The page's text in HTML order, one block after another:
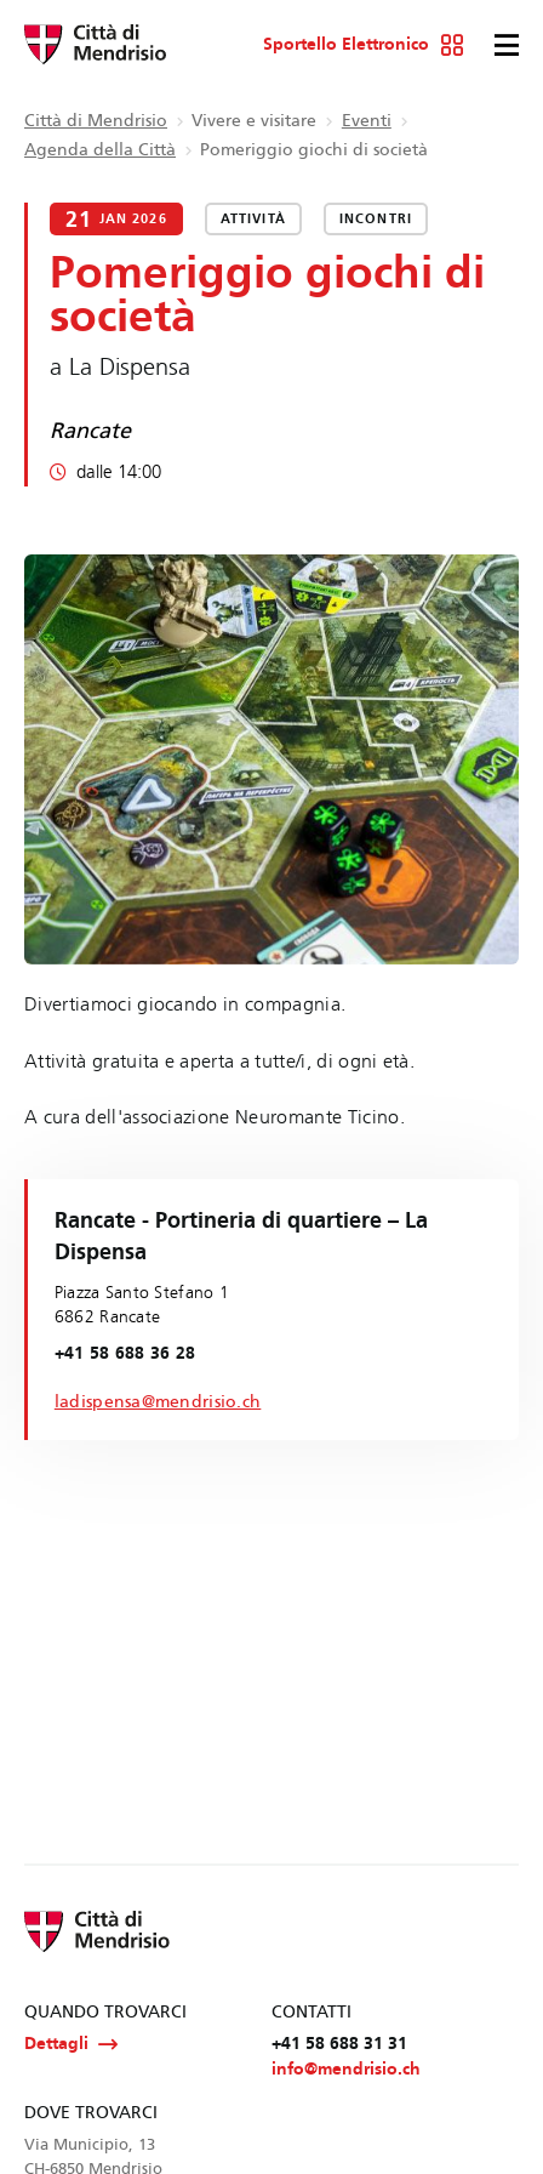
Sportello Elettronico
Città di Mendrisio Vivere e visitare
Eventi
Agenda della Città
Pomeriggio giochi di società
21 JAN 2026 ATTIVITÀ INCONTRI
Pomeriggio giochi di
società
a La Dispensa
Rancate
dalle 14:00
Divertiamoci giocando in compagnia.
Attività gratuita e aperta a tutte/i, di ogni età.
A cura dell'associazione Neuromante Ticino.
Rancate - Portineria di quartiere – La
Dispensa
Piazza Santo Stefano 1
6862 Rancate
+41 58 688 36 28
ladispensa@mendrisio.ch
QUANDO TROVARCI
Dettagli
CONTATTI
+41 58 688 31 31
info@mendrisio.ch
DOVE TROVARCI
Via Municipio, 13
CH-6850 Mendrisio